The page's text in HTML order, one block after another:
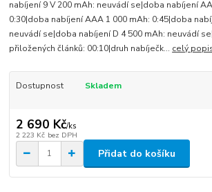
nabíjení 9 V 200 mAh: neuvádí se|doba nabíjení
0:30|doba nabíjení AAA 1 000 mAh: 0:45|doba
neuvádí se|doba nabíjení D 4 500 mAh: neuvádí
přiložených článků: 00:10|druh nabíječk... celý
Dostupnost Skladem
2 690 Kč/ks
2 223 Kč bez DPH
Přidat do košíku